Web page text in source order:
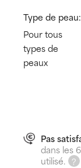
Type de peau:
Pour tous
types de
peaux
Pas
dans les
utilisé.